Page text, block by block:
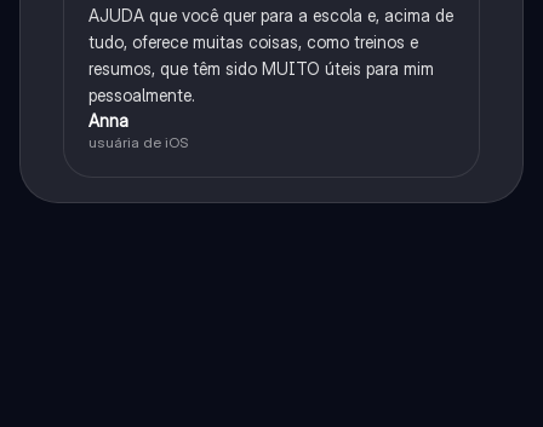
AJUDA que você quer para a escola e, acima de
tudo, oferece muitas coisas, como treinos e
resumos, que têm sido MUITO úteis para mim
pessoalmente.
Anna
usuária de iOS